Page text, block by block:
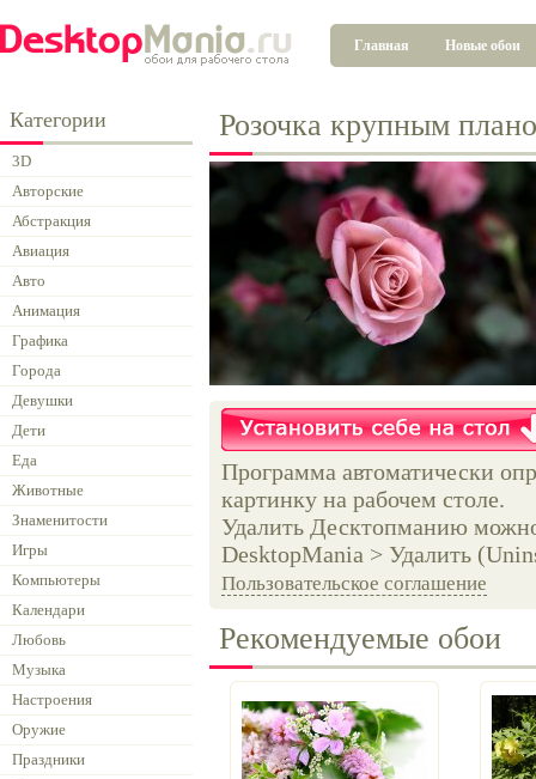
Главная Новые обои
Категории
3D
Авторские
Абстракция
Авиация
Авто
Анимация
Графика
Города
Девушки
Дети
Еда
Животные
Знаменитости
Игры
Компьютеры
Календари
Любовь
Музыка
Настроения
Оружие
Праздники
Розочка крупным
Программа автоматически
картинку на рабочем столе.
Удалить Десктопманию
DesktopMania > Удалить
Пользовательское соглашение
Рекомендуемые обои